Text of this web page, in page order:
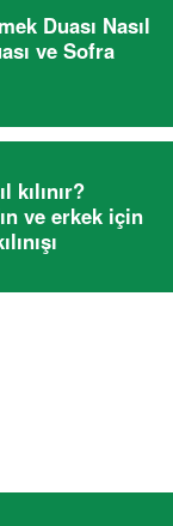
Duası Nasıl
ve Sofra
kılınır?
ve erkek için